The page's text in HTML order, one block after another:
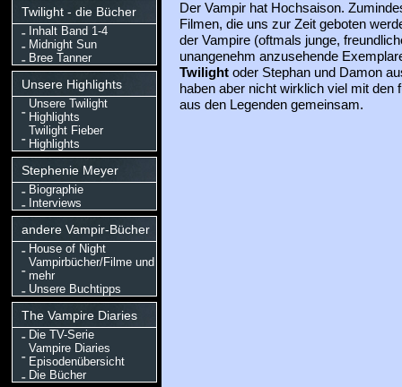
Twilight - die Bücher
Inhalt Band 1-4
Midnight Sun
Bree Tanner
Unsere Highlights
Unsere Twilight
Highlights
Twilight Fieber
Highlights
Stephenie Meyer
Biographie
Interviews
andere Vampir-Bücher
House of Night
Vampirbücher/Filme und
mehr
Unsere Buchtipps
The Vampire Diaries
Die TV-Serie
Vampire Diaries
Episodenübersicht
Die Bücher
Der Vampir hat Hochsaison.
Filmen, die uns zur Zeit geboten
der Vampire (oftmals junge,
unangenehm anzusehende
Twilightoder Stephan und Damon
haben aber nicht wirklich viel mit den
aus den Legenden gemeinsam.